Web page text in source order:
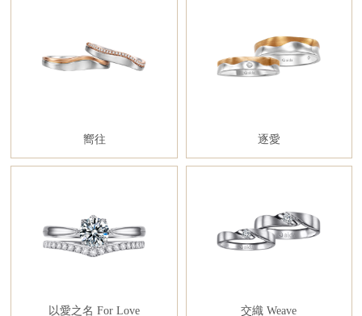
嚮往 逐愛
以愛之名 For Love 交織 Weave